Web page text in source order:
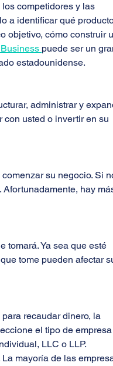
competidores y las
a identificar qué
objetivo, cómo construir
puede ser un
estadounidense.
administrar y
con usted o invertir en su
su negocio. Si
hay
tomará. Ya sea que esté
tome pueden afectar
recaudar dinero, la
el tipo de empresa
LLC o LLP.
mayoría de las